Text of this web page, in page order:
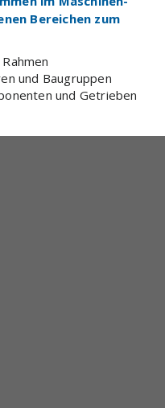
Bereichen zum
und Baugruppen
und Getrieben